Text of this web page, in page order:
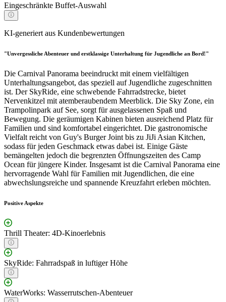
Eingeschränkte Buffet-Auswahl
KI-generiert aus Kundenbewertungen
"Unvergessliche Abenteuer und erstklassige Unterhaltung für Jugendliche an Bord!"
Die Carnival Panorama beeindruckt mit einem vielfältigen
Unterhaltungsangebot, das speziell auf Jugendliche zugeschnitten
ist. Der SkyRide, eine schwebende Fahrradstrecke, bietet
Nervenkitzel mit atemberaubendem Meerblick. Die Sky Zone, ein
Trampolinpark auf See, sorgt für ausgelassenen Spaß und
Bewegung. Die geräumigen Kabinen bieten ausreichend Platz für
Familien und sind komfortabel eingerichtet. Die gastronomische
Vielfalt reicht von Guy's Burger Joint bis zu JiJi Asian Kitchen,
sodass für jeden Geschmack etwas dabei ist. Einige Gäste
bemängelten jedoch die begrenzten Öffnungszeiten des Camp
Ocean für jüngere Kinder. Insgesamt ist die Carnival Panorama eine
hervorragende Wahl für Familien mit Jugendlichen, die eine
abwechslungsreiche und spannende Kreuzfahrt erleben möchten.
Positive Aspekte
Thrill Theater: 4D-Kinoerlebnis
SkyRide: Fahrradspaß in luftiger Höhe
WaterWorks: Wasserrutschen-Abenteuer